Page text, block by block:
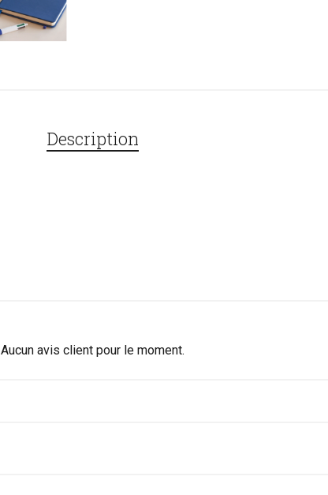
Description
Aucun avis client pour le moment.